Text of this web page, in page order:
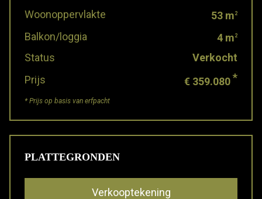
Woonoppervlakte
53 m 2
Balkon/loggia 4 m 2
Status
Verkocht
Prijs
€ 359.080*
* Prijs op basis van erfpacht
PLATTEGRONDEN
Verkooptekening